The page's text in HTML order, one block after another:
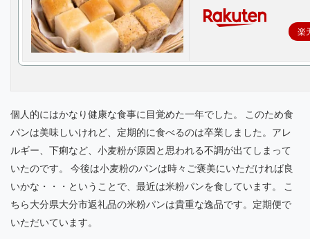
楽
個人的にはかなり健康な食事に目覚めた一年でした。 このため食
パンは美味しいけれど、定期的に食べるのは卒業しました。アレ
ルギー、下痢など、小麦粉が原因と思われる不調が出てしまって
いたのです。 今後は小麦粉のパンは時々ご褒美にいただければ良
いかな・・・ということで、最近は米粉パンを食しています。 こ
ちら大分県大分市返礼品の米粉パンは貴重な逸品です。定期便で
いただいています。